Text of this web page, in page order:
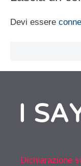
Devi essere
Dichiarazione